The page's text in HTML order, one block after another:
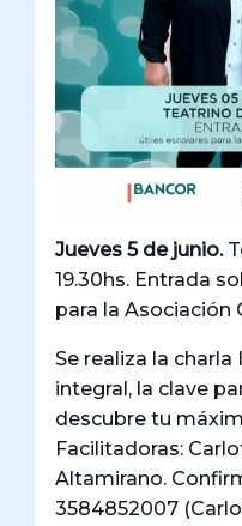
Jueves 5 de junio.
19.30hs. Entrada
para la Asociación
Se realiza la
integral, la clave
descubre tu
Facilitadoras:
Altamirano.
3584852007